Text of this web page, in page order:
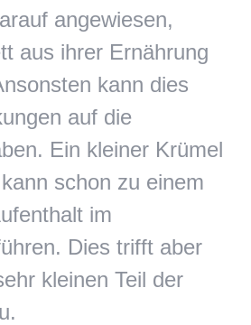
angewiesen,
aus ihrer Ernährung
kann dies
auf die
Ein kleiner Krümel
schon zu einem
im
Dies trifft aber
kleinen Teil der